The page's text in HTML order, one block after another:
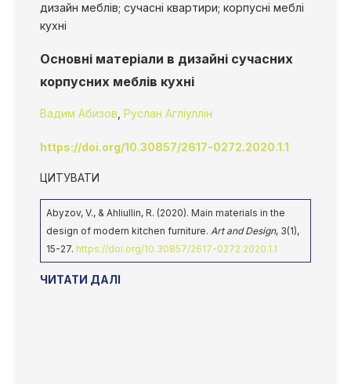
дизайн меблів; сучасні квартири; корпусні меблі
кухні
Основні матеріали в дизайні сучасних
корпусних меблів кухні
Вадим Абизов Руслан Агліуллін
https://doi.org/10.30857/2617-0272.2020.1.1
ЦИТУВАТИ
Abyzov, V., & Ahliullin, R. (2020). Main materials in the
design of modern kitchen furniture. Art and Design, 3(1),
15-27. https://doi.org/10.30857/2617-0272.2020.1.1
ЧИТАТИ ДАЛІ